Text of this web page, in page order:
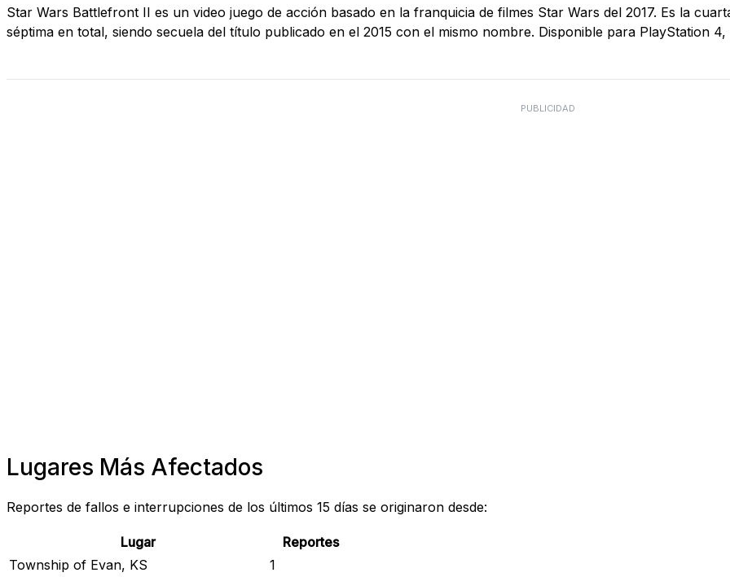
Star Wars Battlefront II es un video juego de acción basado en la franquicia de filmes Star Wars del 2017. Es la
séptima en total, siendo secuela del título publicado en el 2015 con el mismo nombre. Disponible para PlayStation
PUBLICIDAD
Lugares Más Afectados
Reportes de fallos e interrupciones de los últimos 15 días se originaron desde:
Lugar
Reportes
Township of Evan, KS
1